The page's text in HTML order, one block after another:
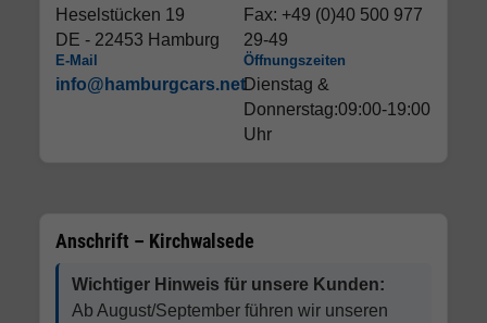
Heselstücken 19
DE - 22453 Hamburg
Fax: +49 (0)40 500 977
29-49
E-Mail
info@hamburgcars.net
Öffnungszeiten
Dienstag &
Donnerstag:09:00-19:00
Uhr
Anschrift – Kirchwalsede
Wichtiger Hinweis für unsere Kunden:
Ab August/September führen wir unseren